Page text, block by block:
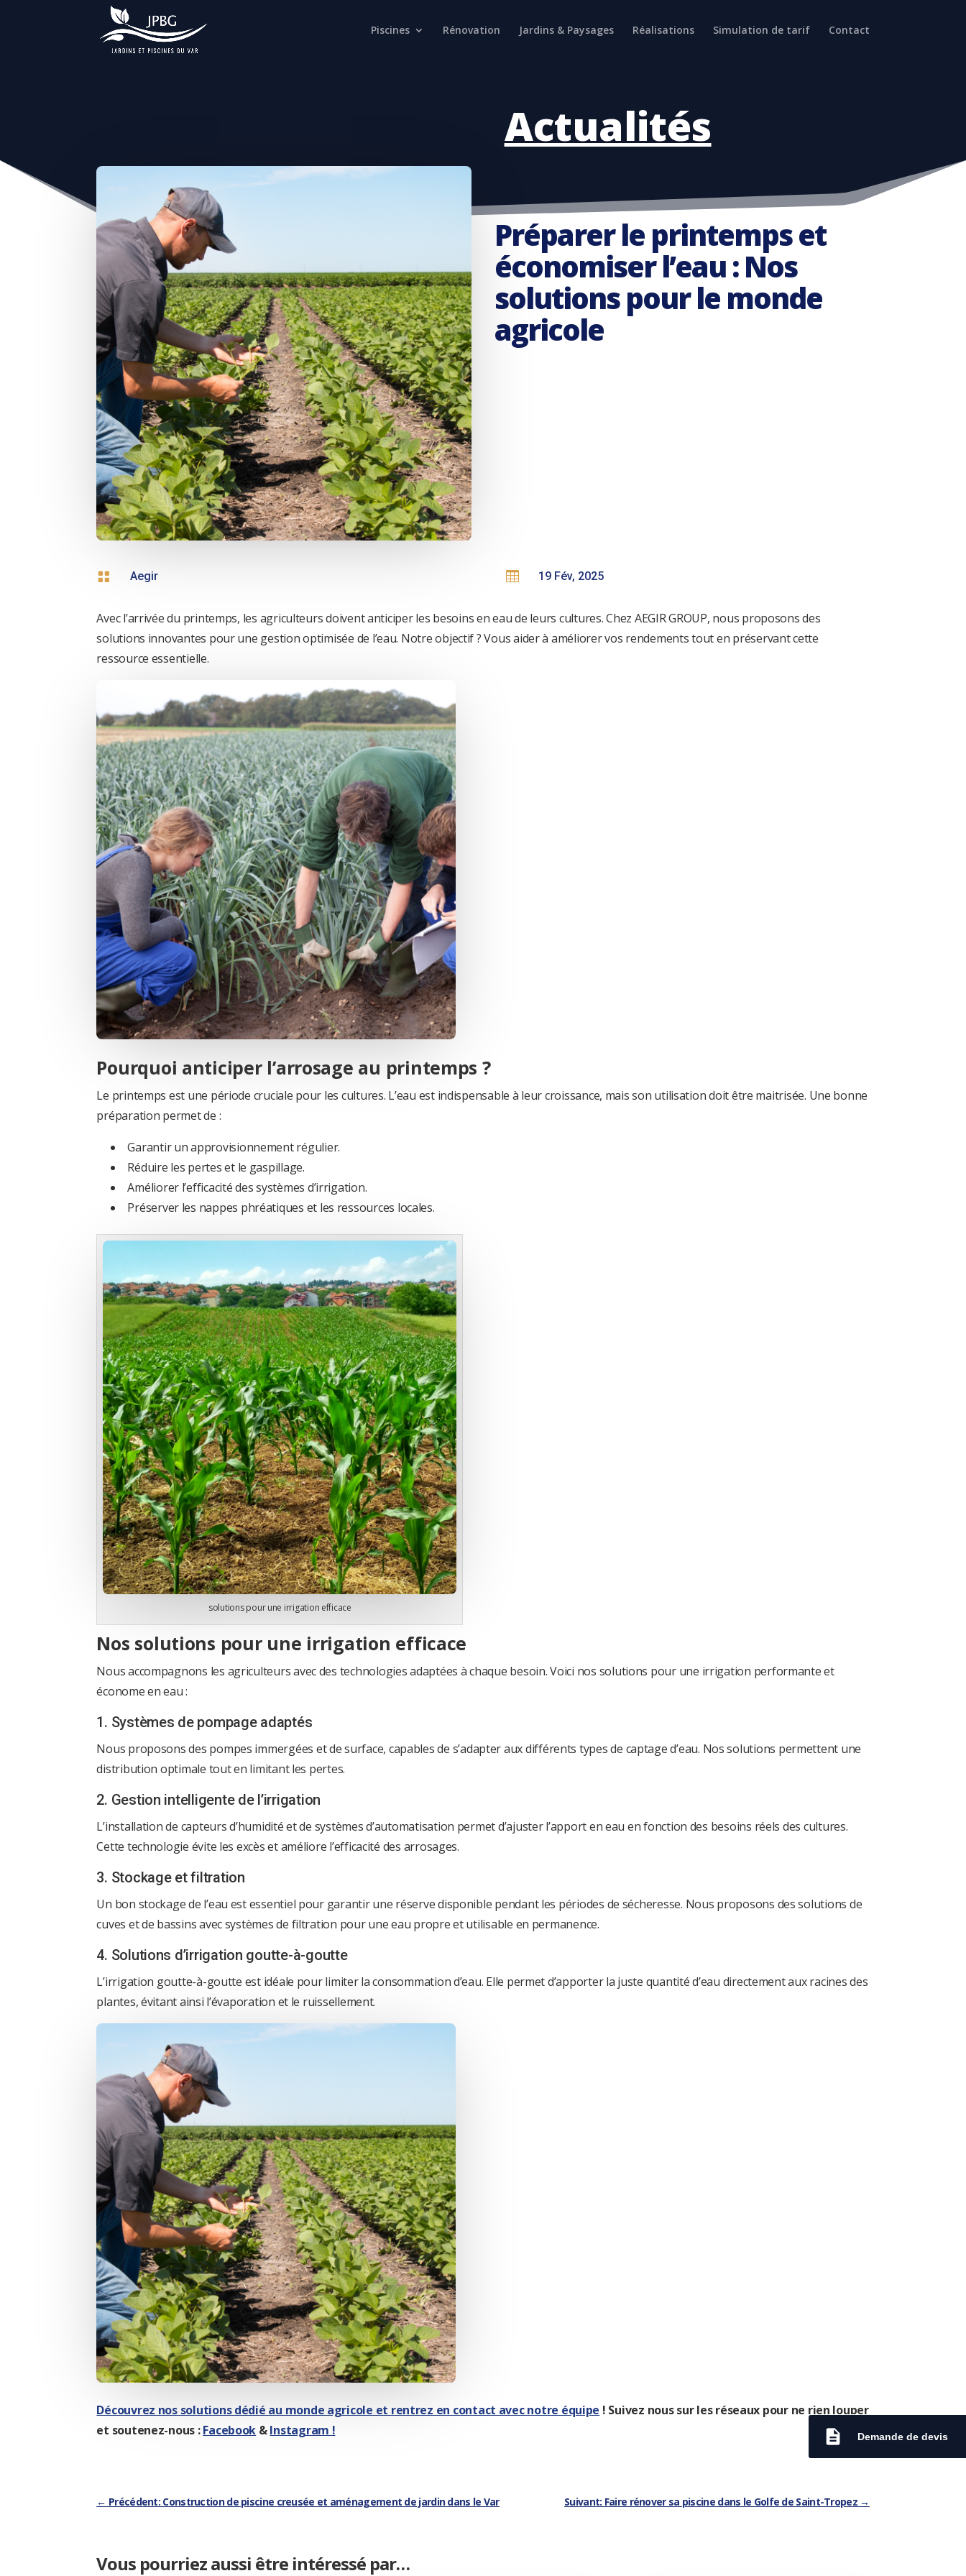
description Demande de devis
Piscines Rénovation Jardins & Paysages Réalisations Simulation de tarif Contact
Actualités
Préparer le printemps et
économiser l’eau : Nos
solutions pour le monde
agricole
 Aegir  19 Fév, 2025
Avec l’arrivée du printemps, les agriculteurs doivent anticiper les besoins en eau de leurs cultures. Chez AEGIR GROUP, nous proposons des
solutions innovantes pour une gestion optimisée de l’eau. Notre objectif ? Vous aider à améliorer vos rendements tout en préservant cette
ressource essentielle.
Pourquoi anticiper l’arrosage au printemps ?
Le printemps est une période cruciale pour les cultures. L’eau est indispensable à leur croissance, mais son utilisation doit être maitrisée. Une bonne
préparation permet de :
Garantir un approvisionnement régulier.
Réduire les pertes et le gaspillage.
Améliorer l’efficacité des systèmes d’irrigation.
Préserver les nappes phréatiques et les ressources locales.
solutions pour une irrigation efficace
Nos solutions pour une irrigation efficace
Nous accompagnons les agriculteurs avec des technologies adaptées à chaque besoin. Voici nos solutions pour une irrigation performante et
économe en eau :
1. Systèmes de pompage adaptés
Nous proposons des pompes immergées et de surface, capables de s’adapter aux différents types de captage d’eau. Nos solutions permettent une
distribution optimale tout en limitant les pertes.
2. Gestion intelligente de l’irrigation
L’installation de capteurs d’humidité et de systèmes d’automatisation permet d’ajuster l’apport en eau en fonction des besoins réels des cultures.
Cette technologie évite les excès et améliore l’efficacité des arrosages.
3. Stockage et filtration
Un bon stockage de l’eau est essentiel pour garantir une réserve disponible pendant les périodes de sécheresse. Nous proposons des solutions de
cuves et de bassins avec systèmes de filtration pour une eau propre et utilisable en permanence.
4. Solutions d’irrigation goutte-à-goutte
L’irrigation goutte-à-goutte est idéale pour limiter la consommation d’eau. Elle permet d’apporter la juste quantité d’eau directement aux racines des
plantes, évitant ainsi l’évaporation et le ruissellement.
Découvrez nos solutions dédié au monde agricole et rentrez en contact avec notre équipe ! Suivez nous sur les réseaux pour ne rien louper
et soutenez-nous :Facebook &Instagram !
← Précédent: Construction de piscine creusée et aménagement de jardin dans le Var Suivant: Faire rénover sa piscine dans le Golfe de Saint-Tropez→
Vous pourriez aussi être intéressé par…